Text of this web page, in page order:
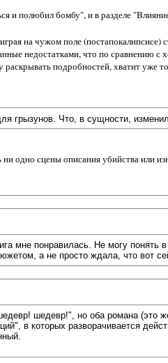
и полюбил бомбу", и в разделе
на чужом поле (постапокалипсисе)
недостатками, что по сравнению с
подробностей, хватит уже
грызунов. Что, в сущности,
одно сцены описания убийства или
мне понравилась. Не могу понять
а не просто ждала, что вот
шедевр!", но оба романа
в которых разворачивается